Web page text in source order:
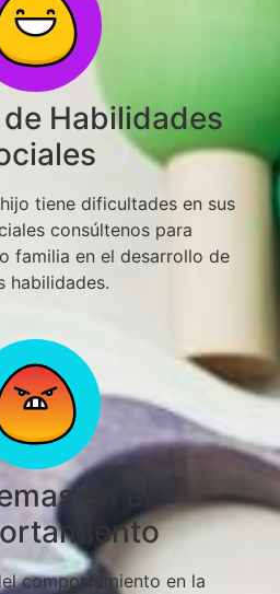
Habilidades
tiene dificultades en sus
consúltenos para
familia en el desarrollo de
habilidades.
en el
comportamiento en la